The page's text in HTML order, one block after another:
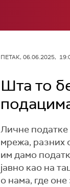
ПЕТАК, 06.06.2025,
Шта то
Личне податке
мрежа, разних
им дамо
јавно као на
о нама, где оне